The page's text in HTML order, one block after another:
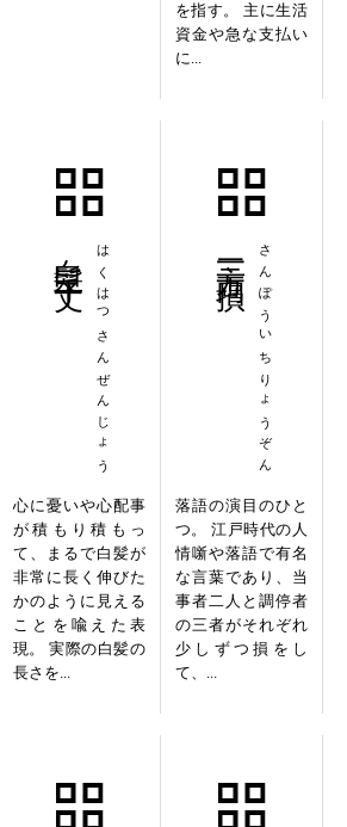
を指す。 主に生活
資金や急な支払い
に...
はくはつさんぜんじょう
心に憂いや心配事
が積もり積もっ
て、まるで白髪が
非常に長く伸びた
かのように見える
ことを喩えた表
現。 実際の白髪の
長さを...
さんぽういちりょうぞん
落語の演目のひと
つ。 江戸時代の人
情噺や落語で有名
な言葉であり、当
事者二人と調停者
の三者がそれぞれ
少しずつ損をし
て、...